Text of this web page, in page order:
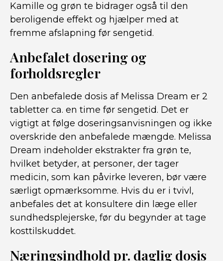
Kamille og grøn te bidrager også til den
beroligende effekt og hjælper med at
fremme afslapning før sengetid.
Anbefalet dosering og
forholdsregler
Den anbefalede dosis af Melissa Dream er 2
tabletter ca. en time før sengetid. Det er
vigtigt at følge doseringsanvisningen og ikke
overskride den anbefalede mængde. Melissa
Dream indeholder ekstrakter fra grøn te,
hvilket betyder, at personer, der tager
medicin, som kan påvirke leveren, bør være
særligt opmærksomme. Hvis du er i tvivl,
anbefales det at konsultere din læge eller
sundhedsplejerske, før du begynder at tage
kosttilskuddet.
Næringsindhold pr. daglig dosis